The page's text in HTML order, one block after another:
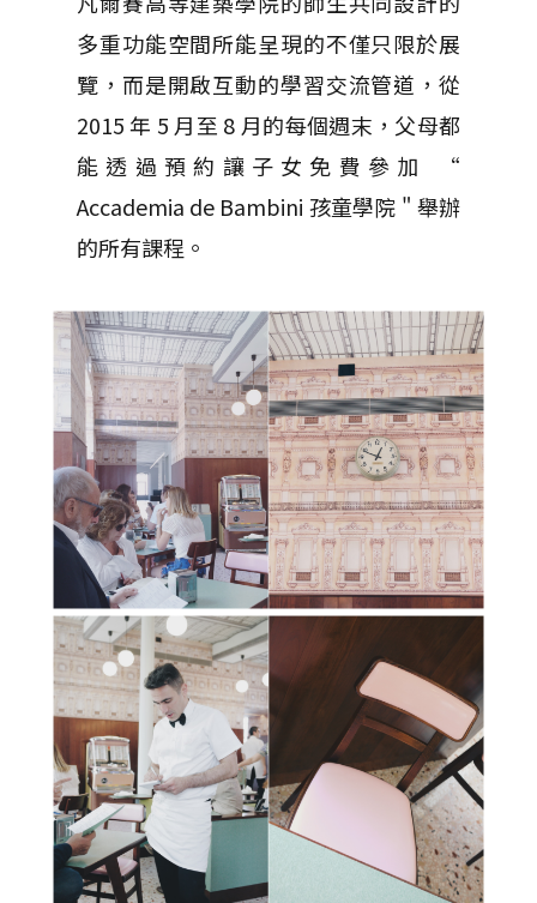
多重功能空間所能呈現的不僅只限於展
覽，而是開啟互動的學習交流管道，從
2015 年 5 月至 8 月的每個週末，父母都
能透過預約讓子女免費參加 “
Accademia de Bambini 孩童學院 " 舉辦
的所有課程。